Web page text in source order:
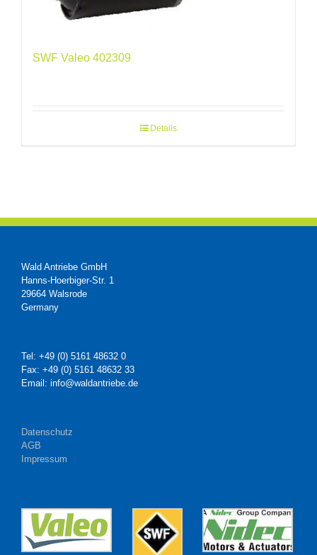
SWF Valeo 402309
Details
Wald Antriebe GmbH
Hanns-Hoerbiger-Str. 1
29664 Walsrode
Germany
Tel: +49 (0) 5161 48632 0
Fax: +49 (0) 5161 48632 33
Email: info@waldantriebe.de
Datenschutz
AGB
Impressum